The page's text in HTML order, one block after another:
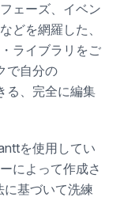
ェーズ、イベン
どを網羅した、
ライブラリをご
で自分の
る、完全に編集
を使用してい
によって作成さ
基づいて洗練